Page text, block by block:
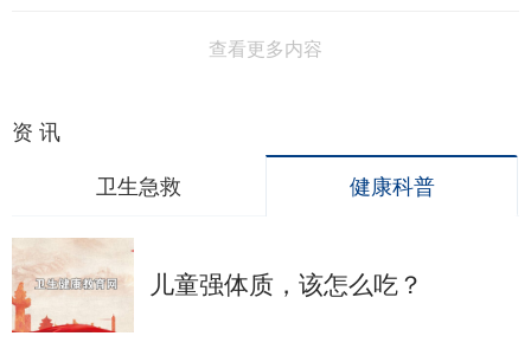
查看更多内容
资 讯
卫生急救 健康科普
儿童强体质，该怎么吃？